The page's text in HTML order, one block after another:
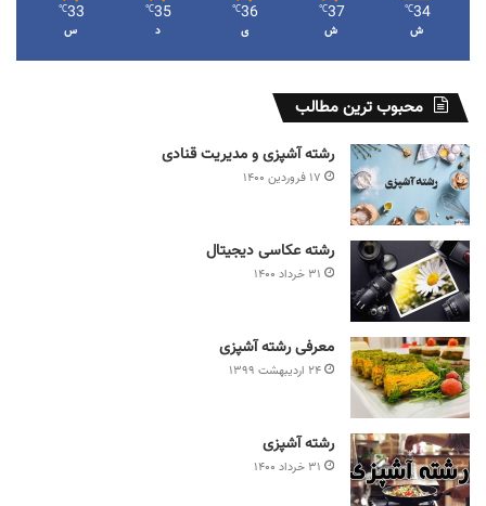
34
℃
ش
37
℃
ش
36
℃
ی
35
℃
د
33
℃
س
محبوب ترین مطالب
رشته آشپزی و مدیریت قنادی
۱۷ فروردین ۱۴۰۰
رشته عکاسی دیجیتال
۳۱ خرداد ۱۴۰۰
معرفی رشته آشپزی
۲۴ اردیبهشت ۱۳۹۹
رشته آشپزی
۳۱ خرداد ۱۴۰۰